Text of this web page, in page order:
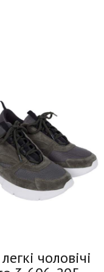
чоловічі